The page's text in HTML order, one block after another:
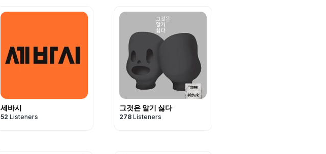
세바시
52 Listeners
그것은 알기 싫다
278 Listeners